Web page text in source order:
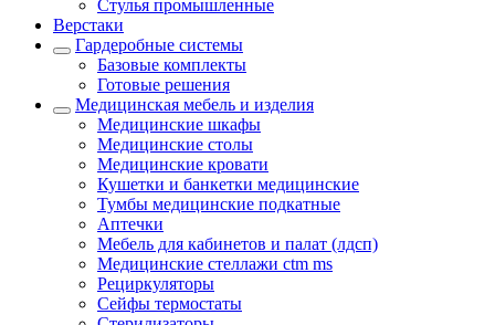
Стулья промышленные
Верстаки
Гардеробные системы
Базовые комплекты
Готовые решения
Медицинская мебель и изделия
Медицинские шкафы
Медицинские столы
Медицинские кровати
Кушетки и банкетки медицинские
Тумбы медицинские подкатные
Аптечки
Мебель для кабинетов и палат (лдсп)
Медицинские стеллажи ctm ms
Рециркуляторы
Сейфы термостаты